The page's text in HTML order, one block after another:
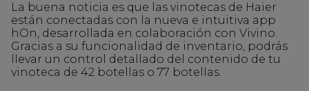
La buena noticia es que las vinotecas de Haier
están conectadas con la nueva e intuitiva app
hOn, desarrollada en colaboración con Vivino.
Gracias a su funcionalidad de inventario, podrás
llevar un control detallado del contenido de tu
vinoteca de 42 botellas o 77 botellas.